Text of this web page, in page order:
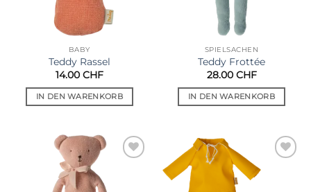
BABY
Teddy Rassel
14.00 CHF
IN DEN WARENKORB
SPIELSACHEN
Teddy Frottée
28.00 CHF
IN DEN WARENKORB
Wunschliste
Auf die
Wunschliste